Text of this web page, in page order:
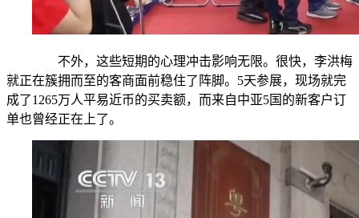
不外，这些短期的心理冲击影响无限。很快，李洪梅
就正在簇拥而至的客商面前稳住了阵脚。5天参展，现场就完
成了1265万人平易近币的买卖额，而来自中亚5国的新客户订
单也曾经正在上了。